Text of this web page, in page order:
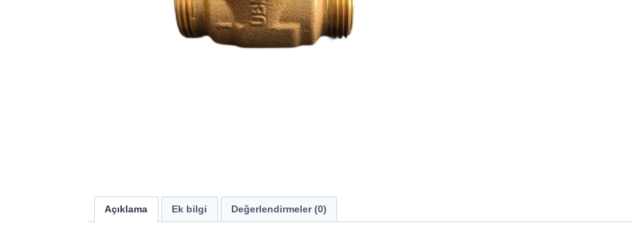
Açıklama Ek bilgi Değerlendirmeler (0)